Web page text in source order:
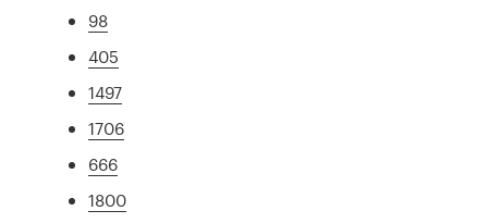
98
405
1497
1706
666
1800